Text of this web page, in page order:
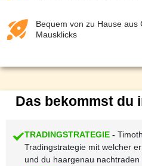
Bequem von zu Hause
Mausklicks
Das bekommst du
TRADINGSTRATEGIE-
Tradingstrategie mit welcher
und du haargenau nachtraden